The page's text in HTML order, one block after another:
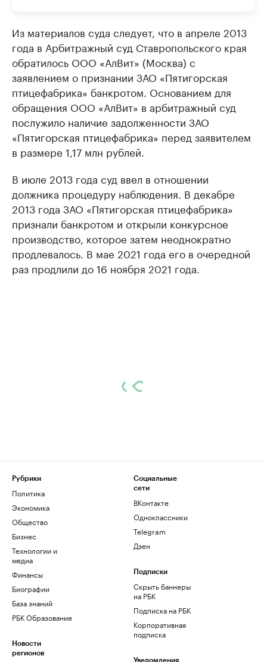
Из материалов суда следует, что в апреле 2013
года в Арбитражный суд Ставропольского края
обратилось ООО «АлВит» (Москва) с
заявлением о признании ЗАО «Пятигорская
птицефабрика» банкротом. Основанием для
обращения ООО «АлВит» в арбитражный суд
послужило наличие задолженности ЗАО
«Пятигорская птицефабрика» перед заявителем
в размере 1,17 млн рублей.
В июле 2013 года суд ввел в отношении
должника процедуру наблюдения. В декабре
2013 года ЗАО «Пятигорская птицефабрика»
признали банкротом и открыли конкурсное
производство, которое затем неоднократно
продлевалось. В мае 2021 года его в очередной
раз продлили до 16 ноября 2021 года.
Рубрики
Политика
Экономика
Общество
Бизнес
Технологии и
медиа
Финансы
Биографии
База знаний
РБК Образование
Новости
регионов
Социальные
сети
ВКонтакте
Одноклассники
Telegram
Дзен
Подписки
Скрыть баннеры
на РБК
Подписка на РБК
Корпоративная
подписка
Уведомления